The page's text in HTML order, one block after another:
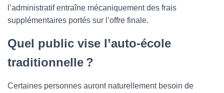
l’administratif entraîne mécaniquement des frais
supplémentaires portés sur l’offre finale.
Quel public vise l’auto-école
traditionnelle ?
Certaines personnes auront naturellement besoin de